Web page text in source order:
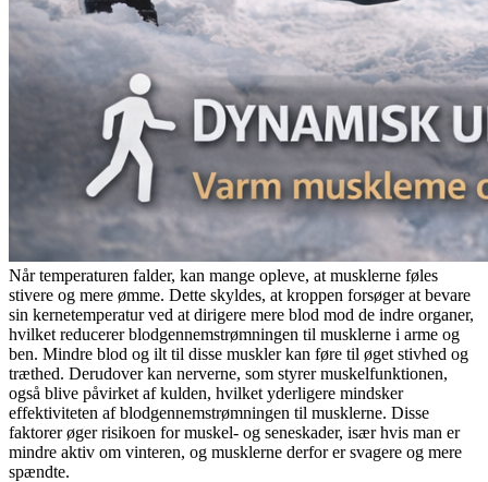
Når temperaturen falder, kan mange opleve, at musklerne føles
stivere og mere ømme. Dette skyldes, at kroppen forsøger at bevare
sin kernetemperatur ved at dirigere mere blod mod de indre organer,
hvilket reducerer blodgennemstrømningen til musklerne i arme og
ben. Mindre blod og ilt til disse muskler kan føre til øget stivhed og
træthed. Derudover kan nerverne, som styrer muskelfunktionen,
også blive påvirket af kulden, hvilket yderligere mindsker
effektiviteten af blodgennemstrømningen til musklerne. Disse
faktorer øger risikoen for muskel- og seneskader, især hvis man er
mindre aktiv om vinteren, og musklerne derfor er svagere og mere
spændte.